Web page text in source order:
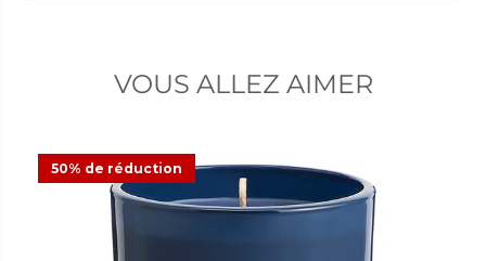
VOUS ALLEZ AIMER
50% de réduction